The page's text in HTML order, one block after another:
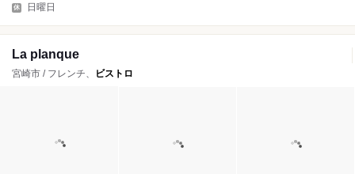
日曜日
La planque
宮崎市 / フレンチ、 ビストロ